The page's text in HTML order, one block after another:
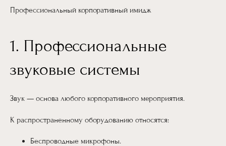
Профессиональный корпоративный имидж
1. Профессиональные
звуковые системы
Звук — основа любого корпоративного мероприятия.
К распространенному оборудованию относятся:
Беспроводные микрофоны.